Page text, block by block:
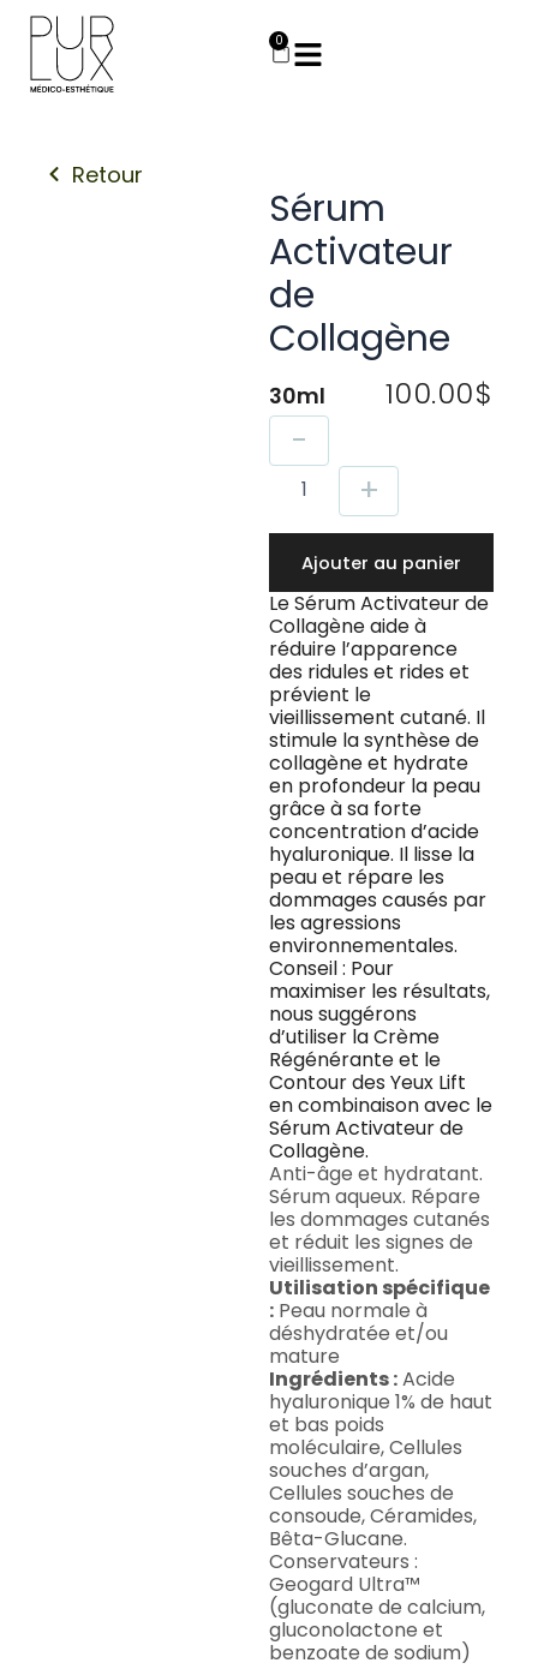
Aller
contenu
0
Panier
Retour
Sérum
Activateur
de
Collagène
30ml 100.00$
-
quantité
Sérum
Activateur +
Ajouter au panier
Le Sérum Activateur de
Collagène aide à
réduire l’apparence
des ridules et rides et
prévient le
vieillissement cutané. Il
stimule la synthèse de
collagène et hydrate
en profondeur la peau
grâce à sa forte
concentration d’acide
hyaluronique. Il lisse la
peau et répare les
dommages causés par
les agressions
environnementales.
Conseil : Pour
maximiser les résultats,
nous suggérons
d’utiliser la Crème
Régénérante et le
Contour des Yeux Lift
en combinaison avec le
Sérum Activateur de
Collagène.
Anti-âge et hydratant.
Sérum aqueux. Répare
les dommages cutanés
et réduit les signes de
vieillissement.
Utilisation spécifique
: Peau normale à
déshydratée et/ou
mature
Ingrédients :Acide
hyaluronique 1% de haut
et bas poids
moléculaire, Cellules
souches d’argan,
Cellules souches de
consoude, Céramides,
Bêta-Glucane.
Conservateurs :
Geogard Ultra™
(gluconate de calcium,
gluconolactone et
benzoate de sodium)